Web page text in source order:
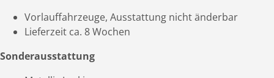
Vorlauffahrzeuge, Ausstattung nicht änderbar
Lieferzeit ca. 8 Wochen
Sonderausstattung